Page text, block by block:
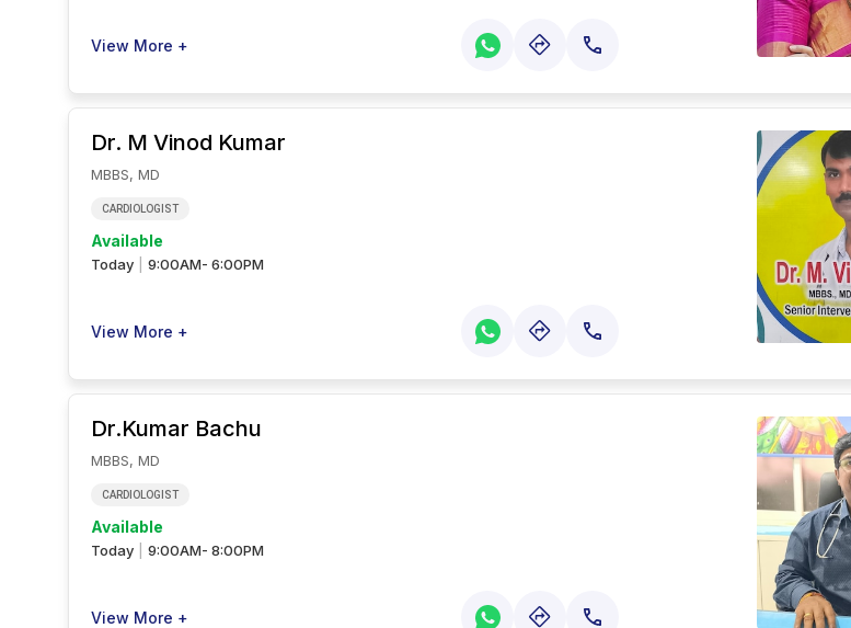
View More +
Dr. M Vinod Kumar
MBBS, MD
CARDIOLOGIST
Available
Today 9:00AM- 6:00PM
View More +
Dr.Kumar Bachu
MBBS, MD
CARDIOLOGIST
Available
Today 9:00AM- 8:00PM
View More +